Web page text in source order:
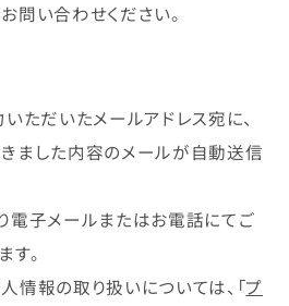
問い合わせください。
ただいたメールアドレス宛に、
ました内容のメールが自動送信
電子メールまたはお電話にてご
す。
報の取り扱いについては、「プ